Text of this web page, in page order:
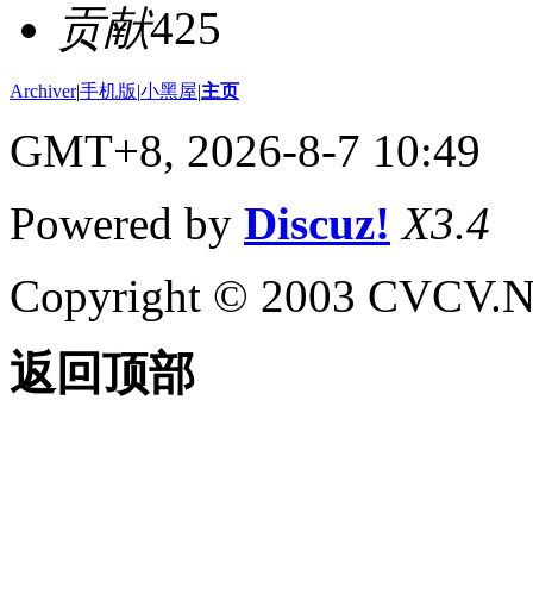
贡献425
Archiver|手机版|小黑屋|主页
GMT+8, 2026-8-7 10:49
Powered by Discuz! X3.4
Copyright © 2003
返回顶部